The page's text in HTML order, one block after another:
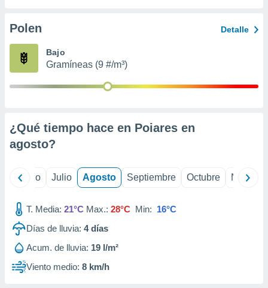
e
mediante
de
1199
Polen Detalle
Bajo
Gramíneas (9 #/m³)
¿Qué tiempo hace en Poiares en
agosto?
Junio Julio Agosto Septiembre Octubre
T. Media: 21°C Max.: 28°C Min: 16°C
Días de lluvia: 4días
Acum. de lluvia: 19 l/m²
Viento medio: 8 km/h